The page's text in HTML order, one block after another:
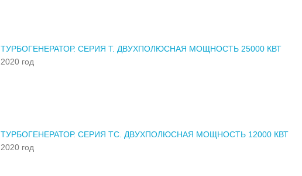
ТУРБОГЕНЕРАТОР. СЕРИЯ Т. ДВУХПОЛЮСНАЯ МОЩНОСТЬ 25000 КВТ
2020 год
ТУРБОГЕНЕРАТОР. СЕРИЯ ТС. ДВУХПОЛЮСНАЯ МОЩНОСТЬ 12000 КВТ
2020 год